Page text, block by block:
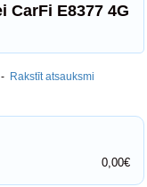
CarFi E8377 4G
- Rakstīt atsauksmi
0,00€